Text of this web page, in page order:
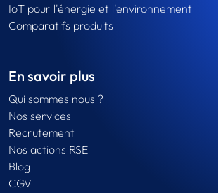
IoT pour l'énergie et l'environnement
Comparatifs produits
En savoir plus
Qui sommes nous ?
Nos services
Recrutement
Nos actions RSE
Blog
CGV